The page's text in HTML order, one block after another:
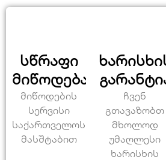
სწრაფი
მიწოდება
მიწოდების
სერვისი
საქართველოს
მასშტაბით
ჩვენ
გთავაზობთ
მხოლოდ
უმაღლესი
ხარისხის